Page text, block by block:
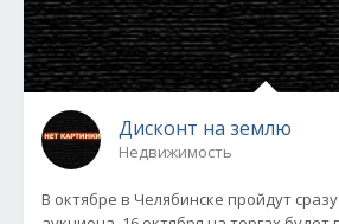
Дисконт на землю
Недвижимость
В октябре в Челябинске пройдут